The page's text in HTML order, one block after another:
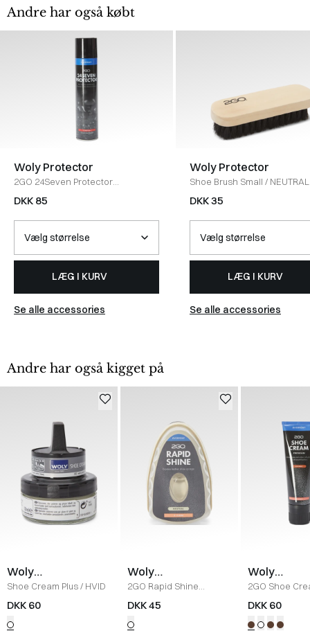
Andre har også købt
Woly Protector
2GO 24Seven Protector
Imprænering
DKK 85
LÆG I KURV
Se alle accessories
Woly Protector
Shoe Brush Small / NEUTRAL
DKK 35
LÆG I KURV
Se alle accessories
Andre har også kigget på
Woly
Protector
Shoe Cream Plus/ HVID
DKK 60
Woly
Protector
2GO Rapid Shine
Pudsesvamp
DKK 45
Woly
Protector
2GO Shoe
COGNAC
DKK 60